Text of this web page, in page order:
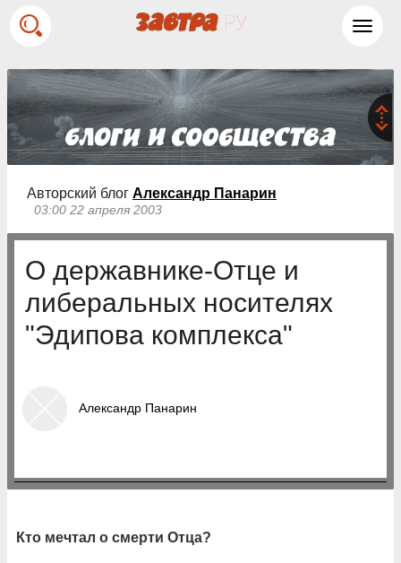
Авторский блог Александр Панарин
03:00 22 апреля 2003
О державнике-Отце и
либеральных носителях
"Эдипова комплекса"
Александр Панарин
Кто мечтал о смерти Отца?